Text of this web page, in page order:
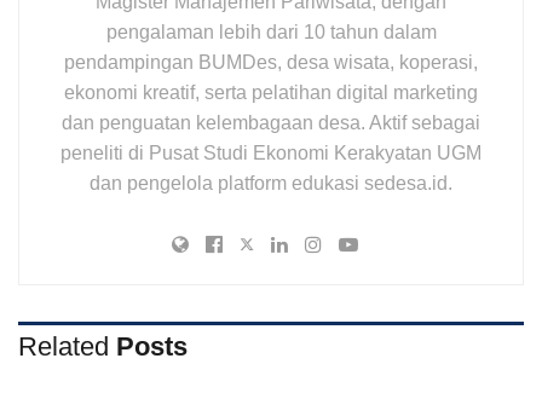
pengalaman lebih dari 10 tahun dalam
pendampingan BUMDes, desa wisata, koperasi,
ekonomi kreatif, serta pelatihan digital marketing
dan penguatan kelembagaan desa. Aktif sebagai
peneliti di Pusat Studi Ekonomi Kerakyatan UGM
dan pengelola platform edukasi sedesa.id.
Related Posts